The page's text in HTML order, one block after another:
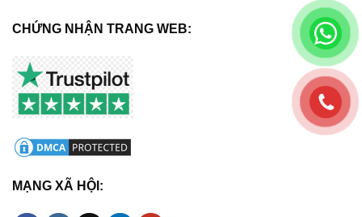
CHỨNG NHẬN TRANG WEB:
MẠNG XÃ HỘI: